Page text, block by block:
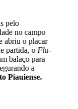
pelo
no campo
abriu o placar
partida, o Flu-
balaço para
a
Piauiense.